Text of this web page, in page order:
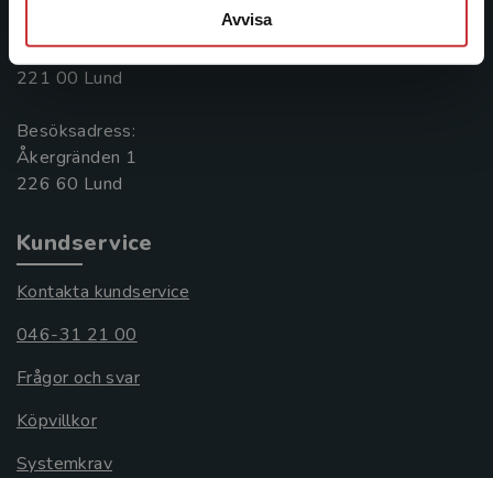
Avvisa
Box 141
221 00 Lund
Besöksadress:
Åkergränden 1
Kundservice
Kontakta kundservice
046-31 21 00
Frågor och svar
Köpvillkor
Systemkrav